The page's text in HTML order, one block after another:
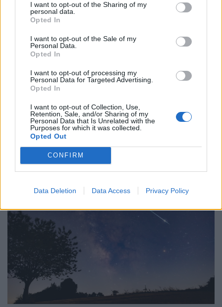
I want to opt-out of the Sharing of my
personal data.
Opted In
I want to opt-out of the Sale of my
Personal Data.
Opted In
I want to opt-out of processing my
Personal Data for Targeted Advertising.
Opted In
I want to opt-out of Collection, Use,
Retention, Sale, and/or Sharing of my
Personal Data that Is Unrelated with the
Purposes for which it was collected.
Opted Out
CONFIRM
Data Deletion Data Access Privacy Policy
Tragédia rázta meg az Ozora Fesztivált: két
ember meghalt, rendkívüli döntést hoztak a
szervezők
Egy nő rosszul lett, egy férfi pedig lezuhant egy díszletről,
a fesztivál programját is módosították.